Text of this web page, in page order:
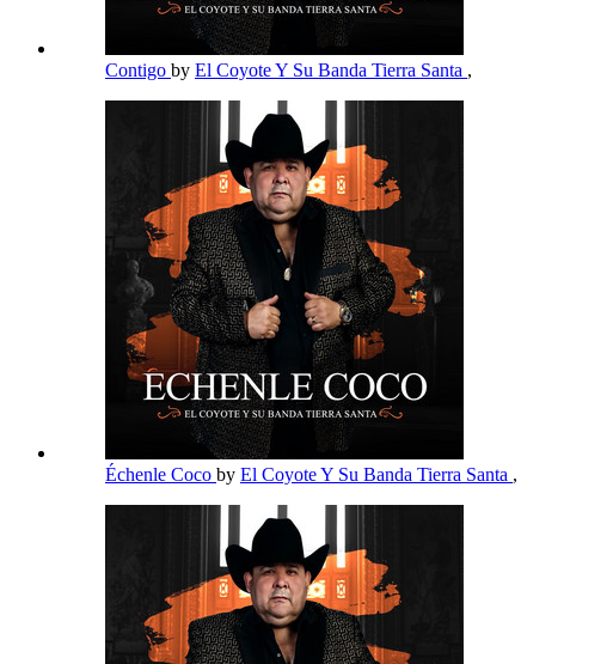
Contigo by El Coyote Y Su Banda Tierra Santa ,
Échenle Coco by El Coyote Y Su Banda Tierra Santa ,